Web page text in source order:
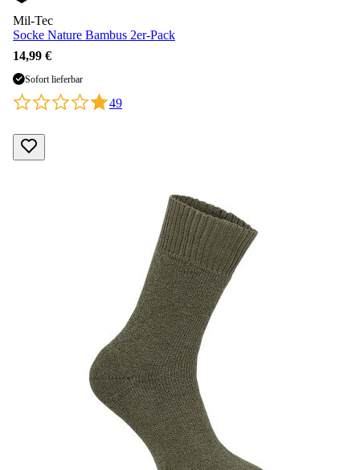
Mil-Tec
Socke Nature Bambus 2er-Pack
14,99 €
Sofort lieferbar
49